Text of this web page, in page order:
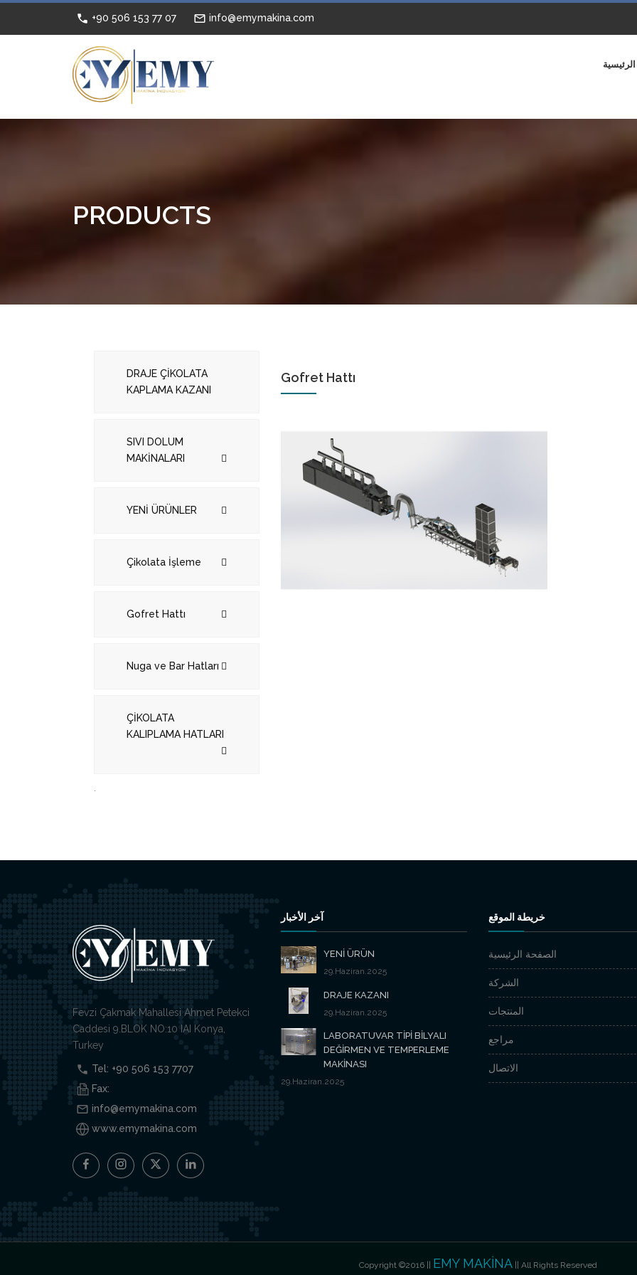
+90 506 153 77 07 info@emymakina.com
PRODUCTS
DRAJE ÇİKOLATA
KAPLAMA KAZANI
SIVI DOLUM
MAKİNALARI
YENİ ÜRÜNLER
Çikolata İşleme
Gofret Hattı
Nuga ve Bar Hatları
ÇİKOLATA
KALIPLAMA HATLARI
Gofret Hattı
Fevzi Çakmak Mahallesi Ahmet Petekci
Caddesi 9.BLOK NO:10 IAI Konya,
Turkey
Tel: +90 506 153 7707
Fax:
info@emymakina.com
www.emymakina.com
آخر الأخبار
YENİ ÜRÜN
29.Haziran.2025
DRAJE KAZANI
29.Haziran.2025
LABORATUVAR TİPİ BİLYALI
DEĞİRMEN VE TEMPERLEME
MAKİNASI
29.Haziran.2025
خريطة الموقع
الصفحة الرئيسية
الشركة
المنتجات
مراجع
الاتصال
Copyright ©2016 || EMY MAKİNA|| All Rights Reserved